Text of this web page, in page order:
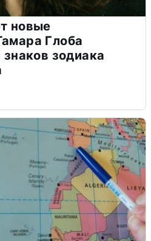
новые
Глоба
зодиака